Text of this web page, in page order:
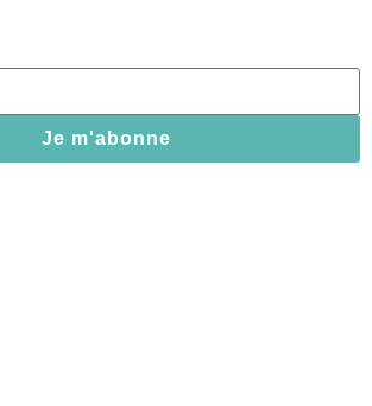
Je m'abonne